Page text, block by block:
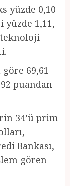
yüzde 0,10
yüzde 1,11,
teknoloji
göre 69,61
puandan
34’ü prim
Bankası,
gören